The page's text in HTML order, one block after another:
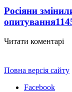
Росіяни
опитування
Читати коментарі
Повна версія сайту
Facebook